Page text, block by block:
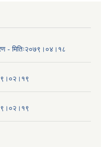
- मितिः२०७९।०४।१८